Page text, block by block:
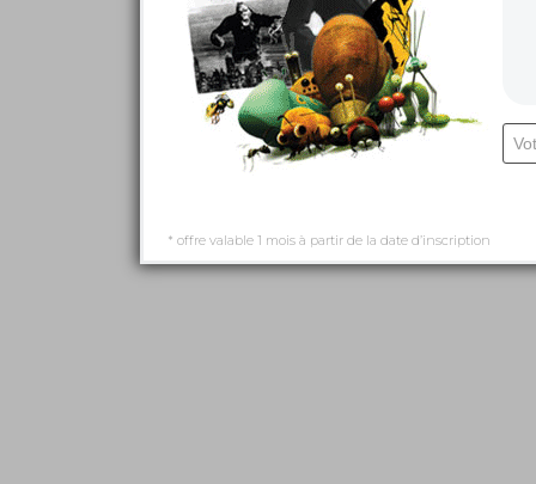
* offre valable 1 mois à partir de la date d’inscription